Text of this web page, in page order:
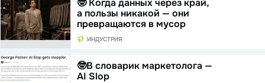
а пользы никакой — они
превращаются в мусор
ИНДУСТРИЯ
🤓В словарик маркетолога —
AI Slop